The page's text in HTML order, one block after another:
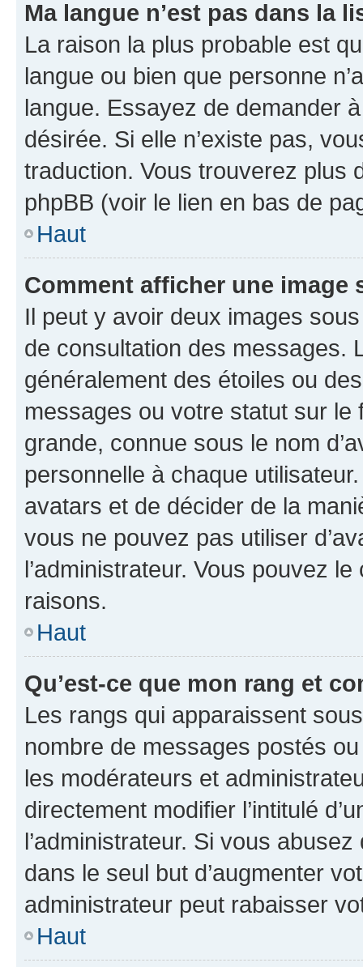
Ma langue n’est pas dans la
La raison la plus probable est
langue ou bien que personne
langue. Essayez de demander
désirée. Si elle n’existe pas,
traduction. Vous trouverez plus
phpBB (voir le lien en bas de
Haut
Comment afficher une image
Il peut y avoir deux images
de consultation des messages.
généralement des étoiles ou
messages ou votre statut sur
grande, connue sous le nom
personnelle à chaque utilisateur.
avatars et de décider de la
vous ne pouvez pas utiliser
l’administrateur. Vous pouvez
raisons.
Haut
Qu’est-ce que mon rang et
Les rangs qui apparaissent
nombre de messages postés
les modérateurs et
directement modifier l’intitulé
l’administrateur. Si vous
dans le seul but d’augmenter
administrateur peut rabaisser
Haut